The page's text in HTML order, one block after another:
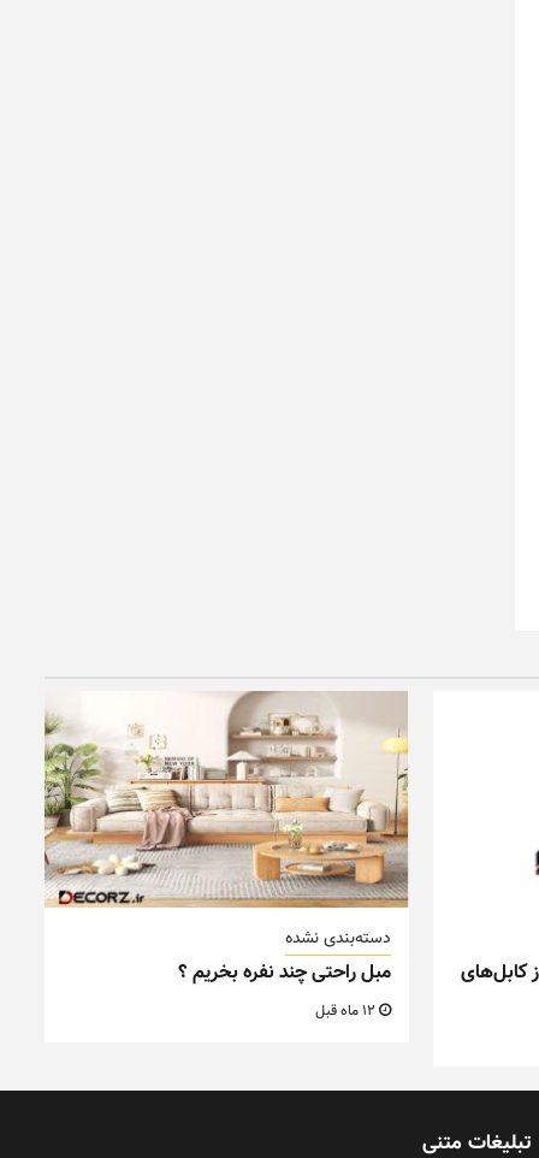
کابل‌های
دسته‌بندی نشده
مبل راحتی چند نفره بخریم ؟
تبلیغات متنی